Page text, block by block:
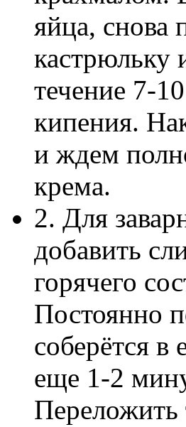
яйца, снова
кастрюльку
течение 7-
кипения.
и ждем
крема.
2. Для
добавить
горячего
Постоянно
соберётся
еще 1-2
Переложить